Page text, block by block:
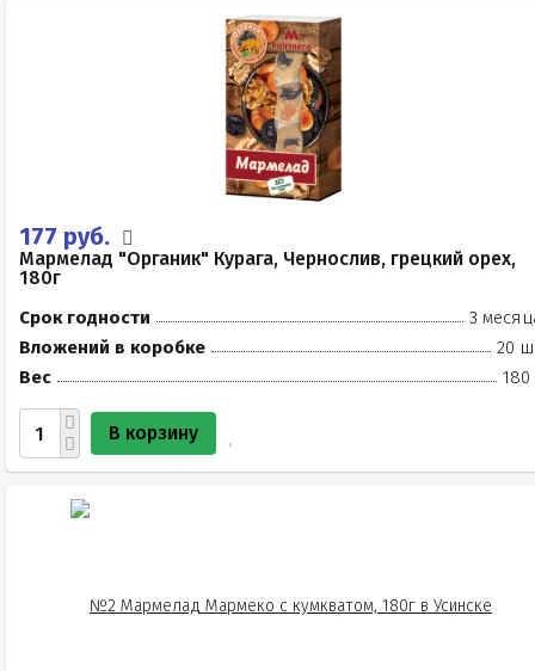
177 руб.
Мармелад "Органик" Курага, Чернослив, грецкий орех,
180г
Срок годности
3
Вложений в коробке
20
Вес
180
В корзину